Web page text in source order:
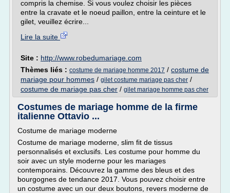
compris la chemise. Si vous voulez choisir les pièces
entre la cravate et le noeud paillon, entre la ceinture et le
gilet, veuillez écrire...
Lire la suite
Site : http://www.robedumariage.com
Thèmes liés : costume de mariage homme 2017 / costume de
mariage pour hommes / gilet costume mariage pas cher /
costume de mariage pas cher / gilet mariage homme pas cher
Costumes de mariage homme de la firme
italienne Ottavio ...
Costume de mariage moderne
Costume de mariage moderne, slim fit de tissus
personnalisés et exclusifs. Les costume pour homme du
soir avec un style moderne pour les mariages
contemporains. Découvrez la gamme des bleus et des
bourgognes de tendance 2017. Vous pouvez choisir entre
un costume avec un our deux boutons, revers moderne de